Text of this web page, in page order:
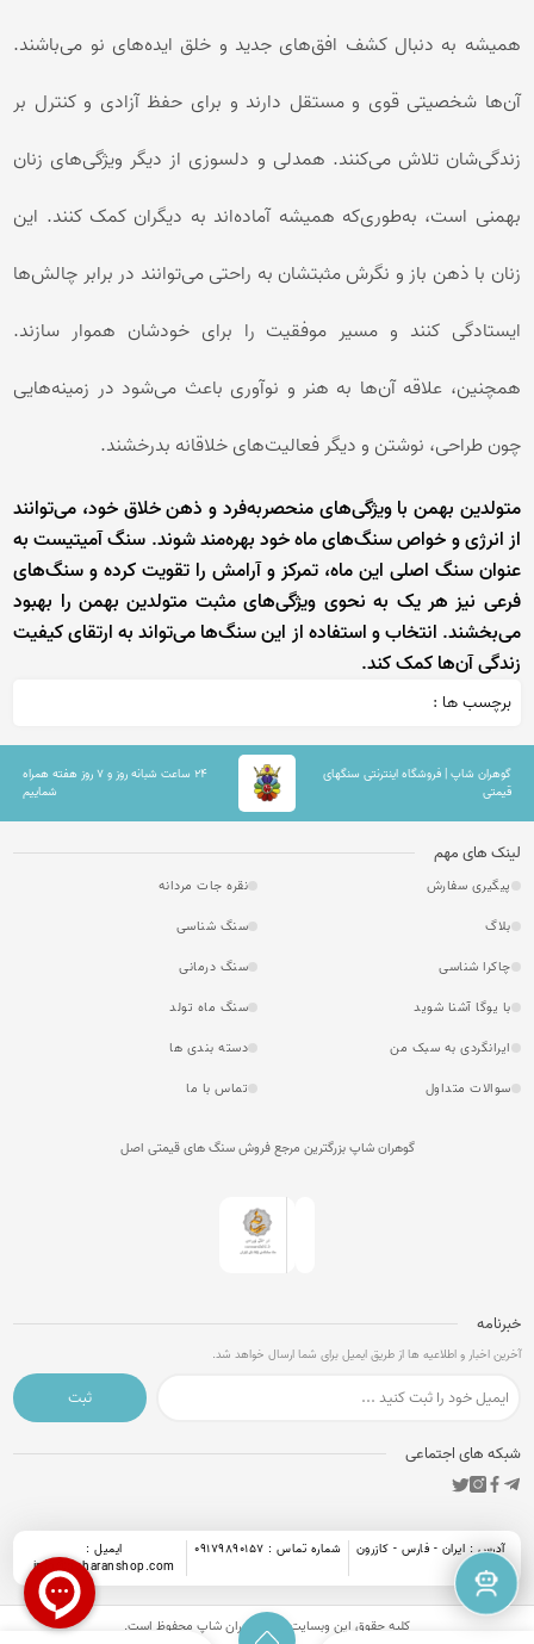
همیشه به دنبال کشف افق‌های جدید و خلق ایده‌های نو می‌باشند.
آن‌ها شخصیتی قوی و مستقل دارند و برای حفظ آزادی و کنترل بر
زندگی‌شان تلاش می‌کنند. همدلی و دلسوزی از دیگر ویژگی‌های زنان
بهمنی است، به‌طوری‌که همیشه آماده‌اند به دیگران کمک کنند. این
زنان با ذهن باز و نگرش مثبتشان به راحتی می‌توانند در برابر چالش‌ها
ایستادگی کنند و مسیر موفقیت را برای خودشان هموار سازند.
همچنین، علاقه آن‌ها به هنر و نوآوری باعث می‌شود در زمینه‌هایی
چون طراحی، نوشتن و دیگر فعالیت‌های خلاقانه بدرخشند.
متولدین بهمن با ویژگی‌های منحصربه‌فرد و ذهن خلاق خود، می‌توانند
از انرژی و خواص سنگ‌های ماه خود بهره‌مند شوند. سنگ آمیتیست به
عنوان سنگ اصلی این ماه، تمرکز و آرامش را تقویت کرده و سنگ‌های
فرعی نیز هر یک به نحوی ویژگی‌های مثبت متولدین بهمن را بهبود
می‌بخشند. انتخاب و استفاده از این سنگ‌ها می‌تواند به ارتقای کیفیت
زندگی آن‌ها کمک کند.
برچسب ها :
گوهران شاپ | فروشگاه اینترنتی سنگهای
قیمتی
۲۴ ساعت شبانه روز و ۷ روز هفته همراه
شماییم
لینک های مهم
پیگیری سفارش
نقره جات مردانه
بلاگ
سنگ شناسی
چاکرا شناسی
سنگ درمانی
با یوگا آشنا شوید
سنگ ماه تولد
ایرانگردی به سبک من
دسته بندی ها
سوالات متداول
تماس با ما
گوهران شاپ بزرگترین مرجع فروش سنگ های قیمتی اصل
خبرنامه
آخرین اخبار و اطلاعیه ها از طریق ایمیل برای شما ارسال خواهد شد.
ثبت
شبکه های اجتماعی
آدرس : ایران - فارس - کازرون شماره تماس : 09179890157
ایمیل :
info@goharanshop.com
کلیه حقوق این وبسایت برای گوهران شاپ محفوظ است.